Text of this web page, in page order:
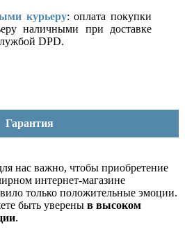
курьеру: оплата покупки
наличными при доставке
DPD.
Гарантия
нас важно, чтобы приобретение
интернет-магазине
только положительные эмоции.
быть уверены в высоком
.